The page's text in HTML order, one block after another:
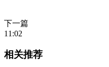
下一篇
11:02
相关推荐